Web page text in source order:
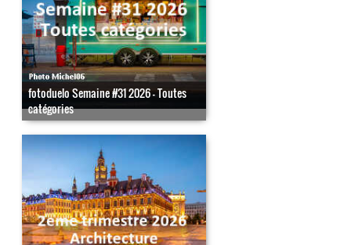
fotoduelo Semaine #31 2026 - Toutes
catégories